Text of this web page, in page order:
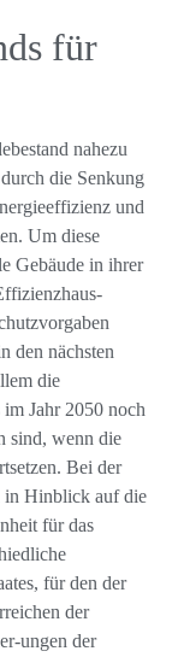
für
nahezu
die Senkung
und
Um diese
Gebäude in ihrer
den nächsten
die
im Jahr 2050 noch
sind, wenn die
Bei der
in Hinblick auf die
für das
für den der
der
ungen der